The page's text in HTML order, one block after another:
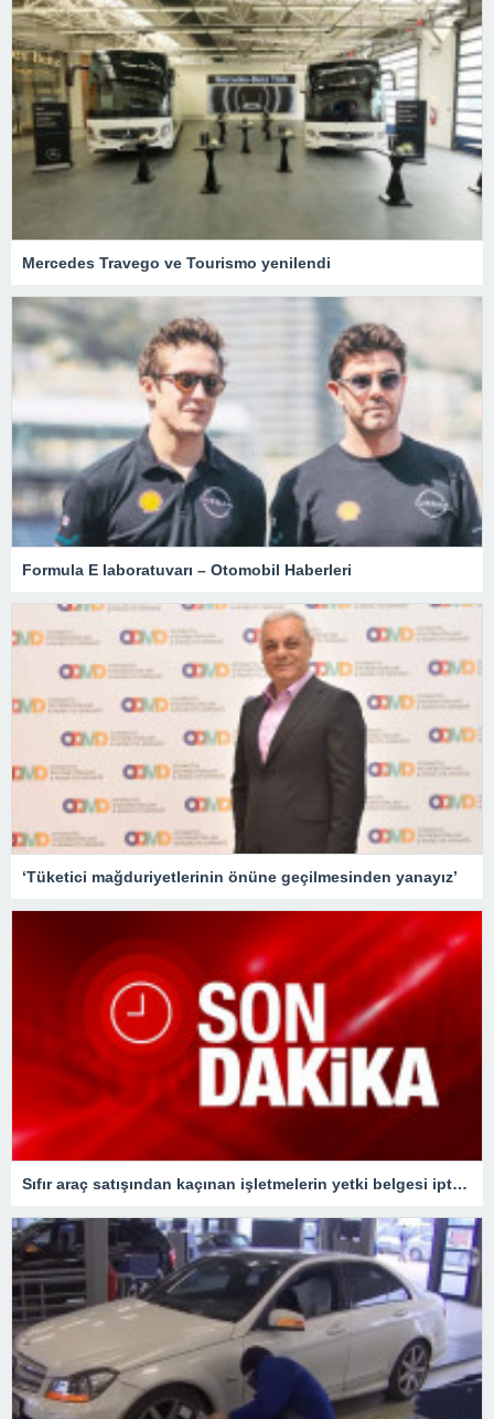
Mercedes Travego ve Tourismo yenilendi
Formula E laboratuvarı – Otomobil Haberleri
‘Tüketici mağduriyetlerinin önüne geçilmesinden yanayız’
Sıfır araç satışından kaçınan işletmelerin yetki belgesi iptal edilecek